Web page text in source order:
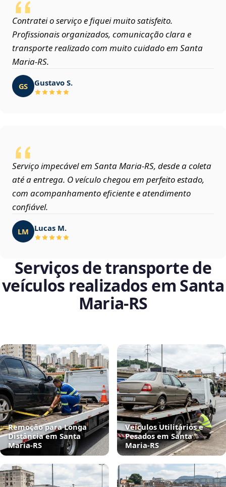
Contratei o serviço e fiquei muito satisfeito.
Profissionais organizados, comunicação clara e
transporte realizado com muito cuidado em Santa
Maria‑RS.
GS Gustavo S.
Serviço impecável em Santa Maria‑RS, desde a coleta
até a entrega. O veículo chegou em perfeito estado,
com acompanhamento eficiente e atendimento
confiável.
LM Lucas M.
Serviços de transporte de
veículos realizados em Santa
Maria‑RS
Remoção para Longa
Distância em Santa
Maria‑RS
Veículos Utilitários e
Pesados em Santa
Maria‑RS